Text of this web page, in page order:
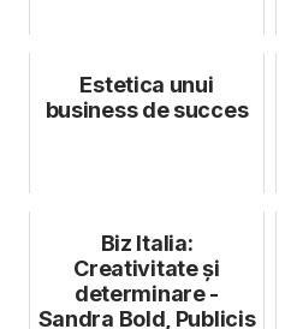
Estetica unui
business de succes
Biz Italia:
Creativitate și
determinare -
Sandra Bold, Publicis